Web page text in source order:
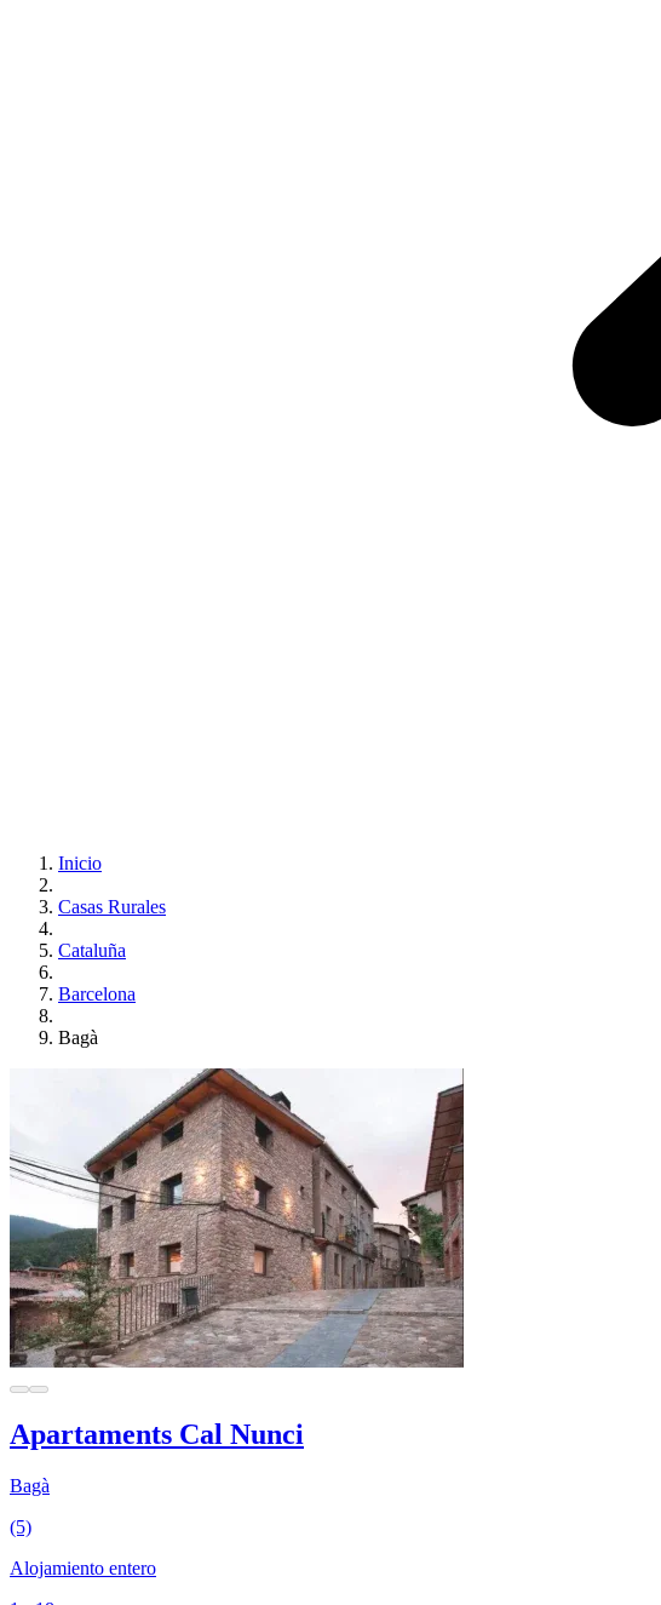
Inicio
Casas Rurales
Cataluña
Barcelona
Bagà
Apartaments Cal Nunci
Bagà
(5)
Alojamiento entero